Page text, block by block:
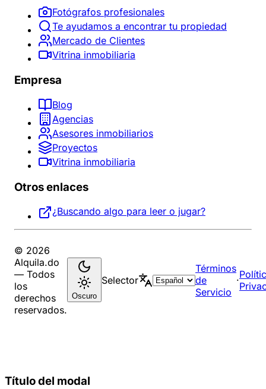
Fotógrafos profesionales
Te ayudamos a encontrar tu propiedad
Mercado de Clientes
Vitrina inmobiliaria
Empresa
Blog
Agencias
Asesores inmobiliarios
Proyectos
Vitrina inmobiliaria
Otros enlaces
¿Buscando algo para leer o jugar?
© 2026
Alquila.do
— Todos
los
derechos
reservados.
Oscuro
Selector
Términos
de
Servicio
·
Título del modal